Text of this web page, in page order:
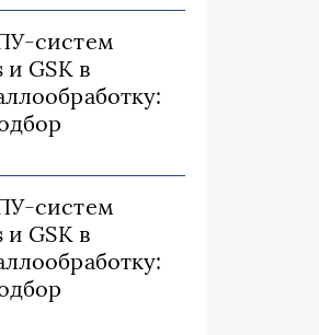
систем
и GSK в
систем
и GSK в